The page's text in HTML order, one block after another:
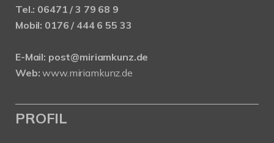
Tel.: 06471 / 3 79 68 9
Mobil: 0176 / 444 6 55 33
E-Mail: post@miriamkunz.de
Web: www.miriamkunz.de
PROFIL